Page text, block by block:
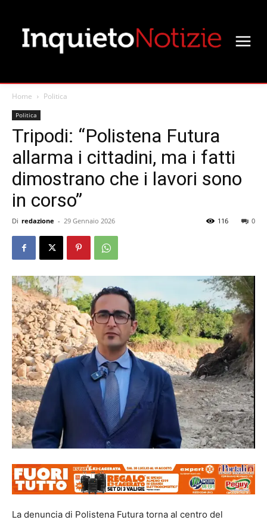
Home Politica
Politica
Tripodi: “Polistena Futura
allarma i cittadini, ma i fatti
dimostrano che i lavori sono
in corso”
Di redazione - 29 Gennaio 2026 0
116
La denuncia di Polistena Futura torna al centro del